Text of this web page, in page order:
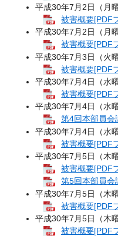
平成30年7月2日（月
被害概要[PDF
平成30年7月2日（月
被害概要[PDF
平成30年7月3日（火
被害概要[PDF
平成30年7月4日（水
被害概要[PDF
平成30年7月4日（水
第4回本部員会
平成30年7月4日（水
被害概要[PDF
平成30年7月5日（木
被害概要[PDF
第5回本部員会
平成30年7月5日（木
被害概要[PDF
平成30年7月5日（木
被害概要[PDF